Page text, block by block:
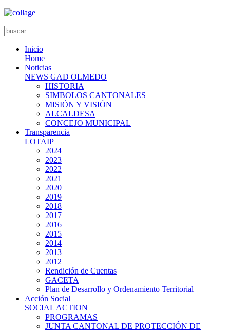
Inicio
Home
Noticias
NEWS GAD OLMEDO
HISTORIA
SIMBOLOS CANTONALES
MISIÓN Y VISIÓN
ALCALDESA
CONCEJO MUNICIPAL
Transparencia
LOTAIP
2024
2023
2022
2021
2020
2019
2018
2017
2016
2015
2014
2013
2012
Rendición de Cuentas
GACETA
Plan de Desarrollo y Ordenamiento Territorial
Acción Social
SOCIAL ACTION
PROGRAMAS
JUNTA CANTONAL DE PROTECCIÓN DE